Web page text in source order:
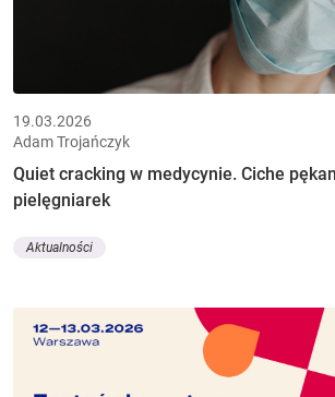
19.03.2026
Adam Trojańczyk
Quiet cracking w medycynie. Ciche
pielęgniarek
Aktualności